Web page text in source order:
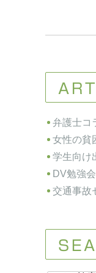
弁護士コ
女性の貧
学生向け
DV勉強
交通事故